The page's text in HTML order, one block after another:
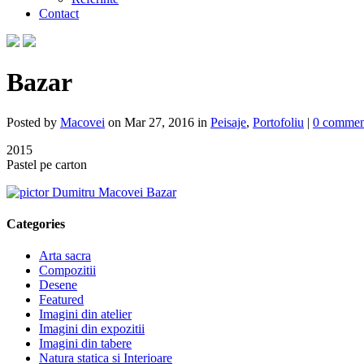
Contact
Bazar
Posted by Macovei on Mar 27, 2016 in Peisaje, Portofoliu | 0
2015
Pastel pe carton
Categories
Arta sacra
Compozitii
Desene
Featured
Imagini din atelier
Imagini din expozitii
Imagini din tabere
Natura statica si Interioare